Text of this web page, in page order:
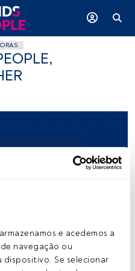
e acedemos a
navegação ou
Se selecionar